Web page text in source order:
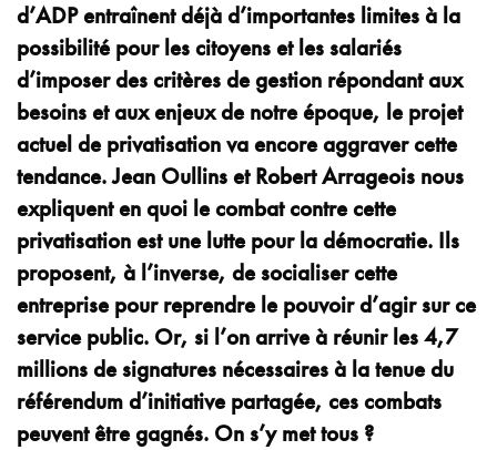
d’ADP entraînent déjà d’importantes limites à la
possibilité pour les citoyens et les salariés
d’imposer des critères de gestion répondant aux
besoins et aux enjeux de notre époque, le projet
actuel de privatisation va encore aggraver cette
tendance. Jean Oullins et Robert Arrageois nous
expliquent en quoi le combat contre cette
privatisation est une lutte pour la démocratie. Ils
proposent, à l’inverse, de socialiser cette
entreprise pour reprendre le pouvoir d’agir sur ce
service public. Or, si l’on arrive à réunir les 4,7
millions de signatures nécessaires à la tenue du
référendum d’initiative partagée, ces combats
peuvent être gagnés. On s’y met tous ?